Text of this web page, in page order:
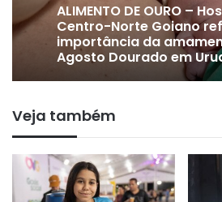
ALIMENTO DE OURO –
Centro-Norte Goiano
importância da
Agosto Dourado em
Veja também